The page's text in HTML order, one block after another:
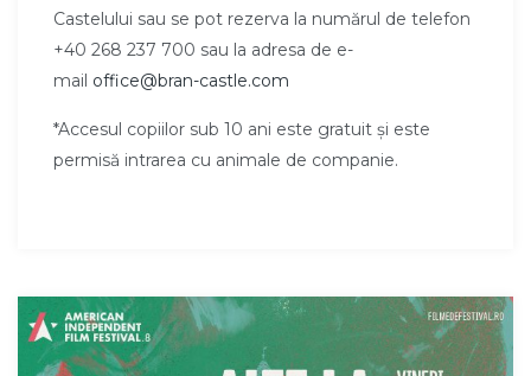
Castelului sau se pot rezerva la numărul de telefon
+40 268 237 700 sau la adresa de e-
mail office@bran-castle.com
*Accesul copiilor sub 10 ani este gratuit și este
permisă intrarea cu animale de companie.